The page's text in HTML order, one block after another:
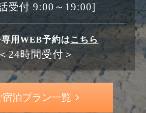
受付 9:00～19:00]
用WEB予約はこちら
＜24時間受付＞
宿泊プラン一覧